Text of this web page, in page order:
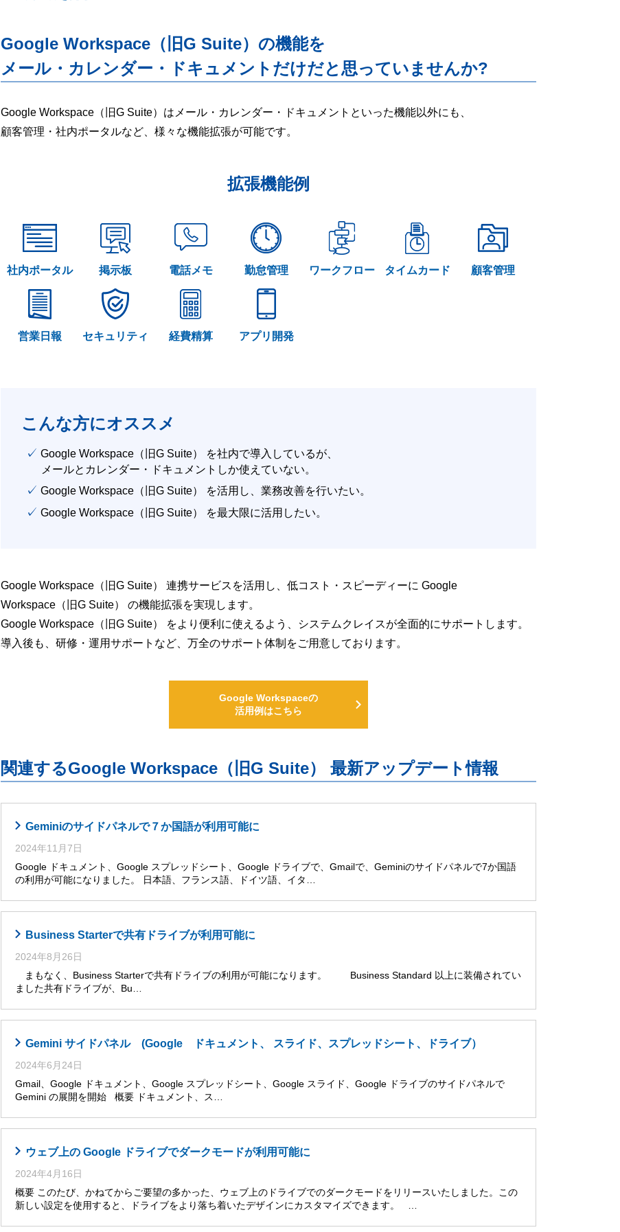
Google Workspace（旧G Suite）の機能を
メール・カレンダー・ドキュメントだけだと思っていませんか?
Google Workspace（旧G Suite）はメール・カレンダー・ドキュメントといった機能以外にも、
顧客管理・社内ポータルなど、様々な機能拡張が可能です。
拡張機能例
社内ポータル 掲示板 電話メモ 勤怠管理 ワークフロー タイムカード 顧客管理
営業日報 セキュリティ 経費精算 アプリ開発
こんな方にオススメ
✓ Google Workspace（旧G Suite） を社内で導入しているが、
メールとカレンダー・ドキュメントしか使えていない。
✓ Google Workspace（旧G Suite） を活用し、業務改善を行いたい。
✓ Google Workspace（旧G Suite） を最大限に活用したい。
Google Workspace（旧G Suite） 連携サービスを活用し、低コスト・スピーディーに Google
Workspace（旧G Suite） の機能拡張を実現します。
Google Workspace（旧G Suite） をより便利に使えるよう、システムクレイスが全面的にサポートします。
導入後も、研修・運用サポートなど、万全のサポート体制をご用意しております。
Google Workspaceの
活用例はこちら
関連するGoogle Workspace（旧G Suite） 最新アップデート情報
Geminiのサイドパネルで７か国語が利用可能に
2024年11月7日
Google ドキュメント、Google スプレッドシート、Google ドライブで、Gmailで、Geminiのサイドパネルで7か国語
の利用が可能になりました。 日本語、フランス語、ドイツ語、イタ…
Business Starterで共有ドライブが利用可能に
2024年8月26日
まもなく、Business Starterで共有ドライブの利用が可能になります。 Business Standard 以上に装備されてい
ました共有ドライブが、Bu…
Gemini サイドパネル (Google ドキュメント、 スライド、スプレッドシート、ドライブ）
2024年6月24日
Gmail、Google ドキュメント、Google スプレッドシート、Google スライド、Google ドライブのサイドパネルで
Gemini の展開を開始 概要 ドキュメント、ス…
ウェブ上の Google ドライブでダークモードが利用可能に
2024年4月16日
概要 このたび、かねてからご要望の多かった、ウェブ上のドライブでのダークモードをリリースいたしました。この
新しい設定を使用すると、ドライブをより落ち着いたデザインにカスタマイズできます。 …